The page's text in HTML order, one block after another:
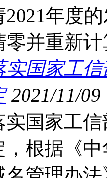
年度
零并重新
实国家工
2021/11/09
实国家工
，根据《